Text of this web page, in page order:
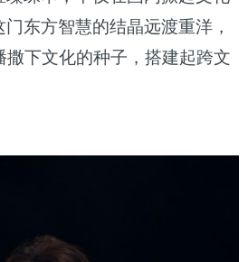
东方智慧的结晶远渡重洋，
撒下文化的种子，搭建起跨文